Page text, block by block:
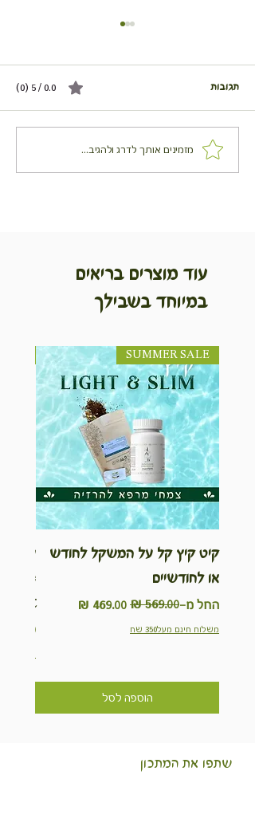
שקשוקה עם טריק בריא
תגובות 0.0 / 5 ‏(0)
מזמינים אותך לדרג ולהגיב...
עוד מוצרים בריאים
במיוחד בשבילך
SUMMER SALE
קיט קיץ קל על המשקל לחודש
או לחודשיים
החל מ-
מחיר רגיל
מחיר מבצע
משלוח חינם מעל350 שח
הוספה לסל
ערכת
Kit
מחיר